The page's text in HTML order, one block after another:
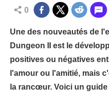
0
Une des nouveautés de
Dungeon II est le
positives ou négatives
l'amour ou l'amitié, mais
la rancœur. Voici un